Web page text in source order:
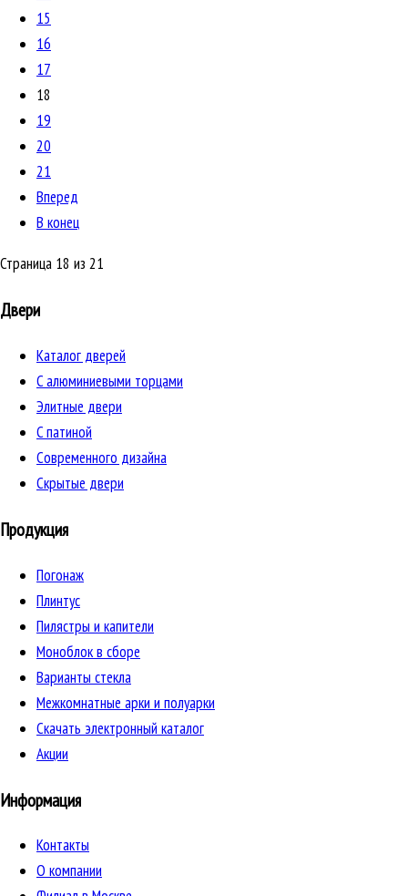
15
16
17
18
19
20
21
Вперед
В конец
Страница 18 из 21
Двери
Каталог дверей
C алюминиевыми торцами
Элитные двери
C патиной
Cовременного дизайна
Скрытые двери
Продукция
Погонаж
Плинтус
Пилястры и капители
Моноблок в сборе
Варианты стекла
Межкомнатные арки и полуарки
Скачать электронный каталог
Акции
Информация
Контакты
О компании